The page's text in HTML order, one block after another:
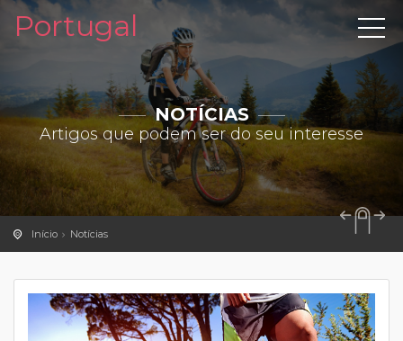
Portugal
NOTÍCIAS
Artigos que podem ser do seu interesse
Início Notícias